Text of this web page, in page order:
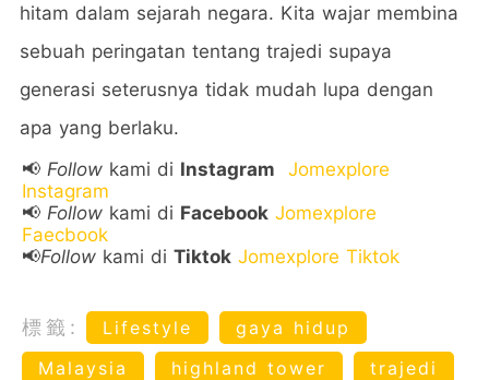
hitam dalam sejarah negara. Kita wajar membina
sebuah peringatan tentang trajedi supaya
generasi seterusnya tidak mudah lupa dengan
apa yang berlaku.
📢 Follow kami di Instagram
Jomexplore
Instagram
📢 Follow kami di Facebook Jomexplore
Faecbook
📢Follow kami di Tiktok Jomexplore Tiktok
標籤: Lifestyle
gaya hidup
Malaysia
highland tower
trajedi